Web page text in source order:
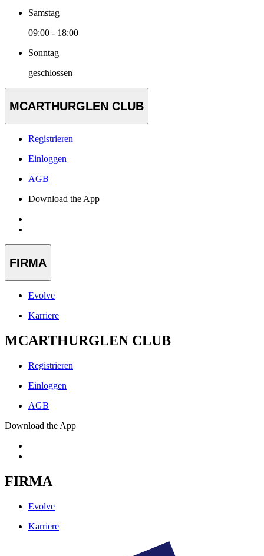
Samstag
09:00 - 18:00
Sonntag
geschlossen
MCARTHURGLEN CLUB
Registrieren
Einloggen
AGB
Download the App
FIRMA
Evolve
Karriere
MCARTHURGLEN CLUB
Registrieren
Einloggen
AGB
Download the App
FIRMA
Evolve
Karriere